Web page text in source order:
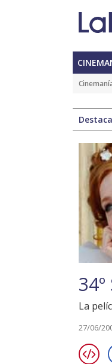
La
27/06/